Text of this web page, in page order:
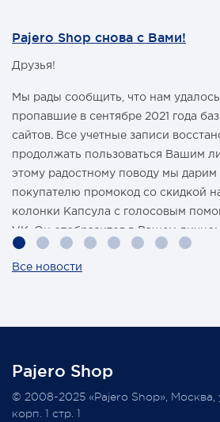
Pajero Shop снова с Вами!
Друзья!
Мы рады сообщить, что нам удалось
пропавшие в сентябре 2021 года
сайтов. Все учетные записи
продолжать пользоваться Вашим
этому радостному поводу мы
покупателю промокод со скидкой
колонки Капсула с голосовым
VK. Он отобразится в Вашем
магазина Pajero Shop 14 февраля.
Всегда Ваш, Pajero Shop
3 февраля 2022
Все новости
Pajero Shop
© 2008-2025 «Pajero Shop», Москва,
корп. 1 стр. 1